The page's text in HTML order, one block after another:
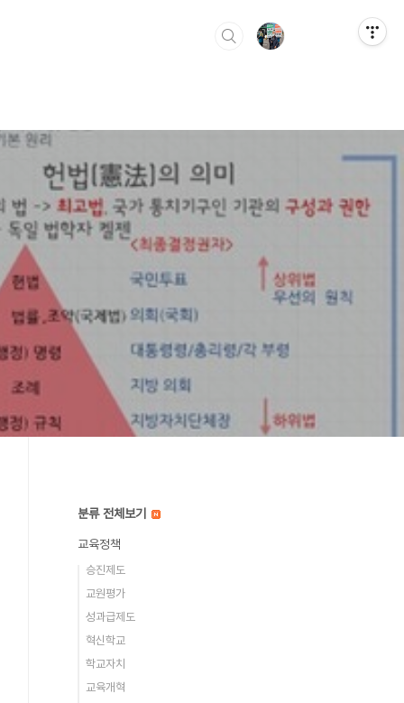
분류 전체보기
교육정책
승진제도
교원평가
성과급제도
혁신학교
학교자치
교육개혁